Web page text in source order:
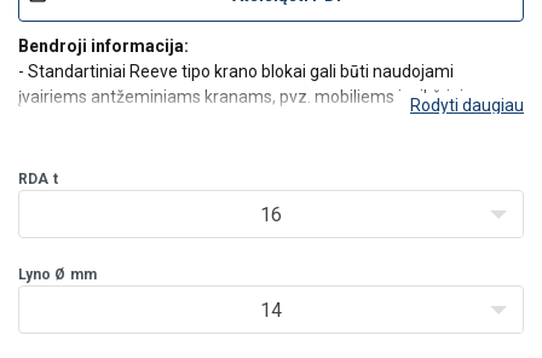
Bendroji informacija:
- Standartiniai Reeve tipo krano blokai gali būti naudojami
įvairiems antžeminiams kranams, pvz. mobiliems ir vikšriniams
- Projektinis saugo
Rodyti daugiau
RDA t
16
Lyno Ø mm
14